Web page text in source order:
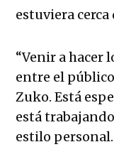
estuviera cerca
“Venir a hacer
entre el
Zuko. Está
está
estilo personal.